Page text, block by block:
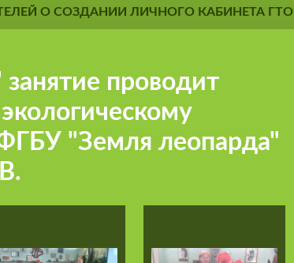
О СОЗДАНИИ ЛИЧНОГО КАБИНЕТА ГТО
проводит
"Земля леопарда"